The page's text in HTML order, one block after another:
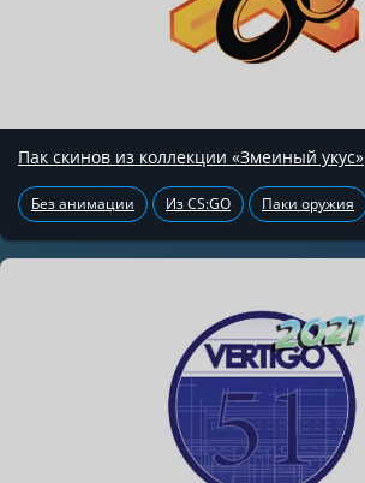
Пак скинов из коллекции «Змеиный укус»
Без анимации Из CS:GO Паки оружия